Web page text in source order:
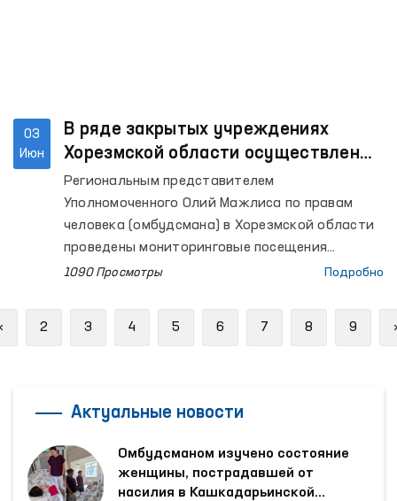
03
Июн
В ряде закрытых учреждениях
Хорезмской области осуществлены
мониторинговые посещения
Региональным представителем
Уполномоченного Олий Мажлиса по правам
человека (омбудсмана) в Хорезмской области
проведены мониторинговые посещения
Следственного изолятора № 11, Центров
административному аресту, Изолятора
временного содержания УВД Хазараспского
района, дома-интерната для мужчин с
инвалидностью «Мурувват» города Хивы,
межрайонных пунктов оказания медицинской
1090 Просмотры Подробно
Previous
2 3 4 5 6 7 8 9
Актуальные новости
Омбудсманом изучено состояние
женщины, пострадавшей от
насилия в Кашкадарьинской